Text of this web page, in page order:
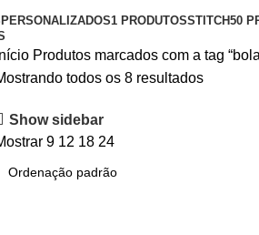
PERSONALIZADOS1 PRODUTOSSTITCH50
Início Produtos marcados com a tag
todos os 8 resultados
Show sidebar
9 12 18 24